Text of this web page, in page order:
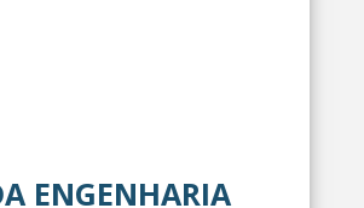
ENGENHARIA